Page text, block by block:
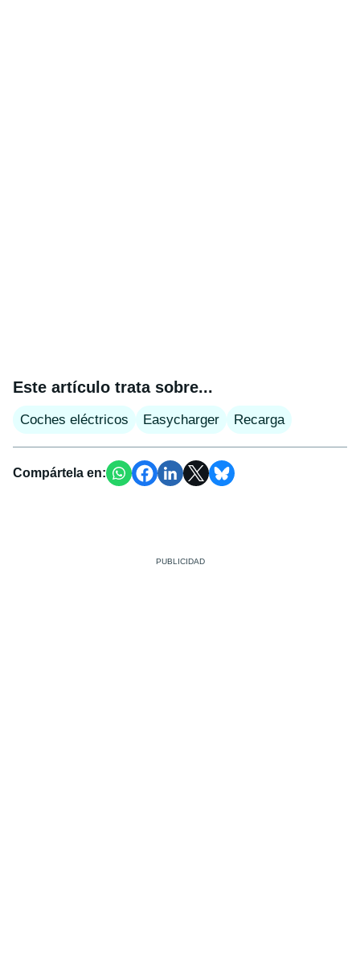
Este artículo trata sobre...
Coches eléctricos Easycharger Recarga
Compártela en: